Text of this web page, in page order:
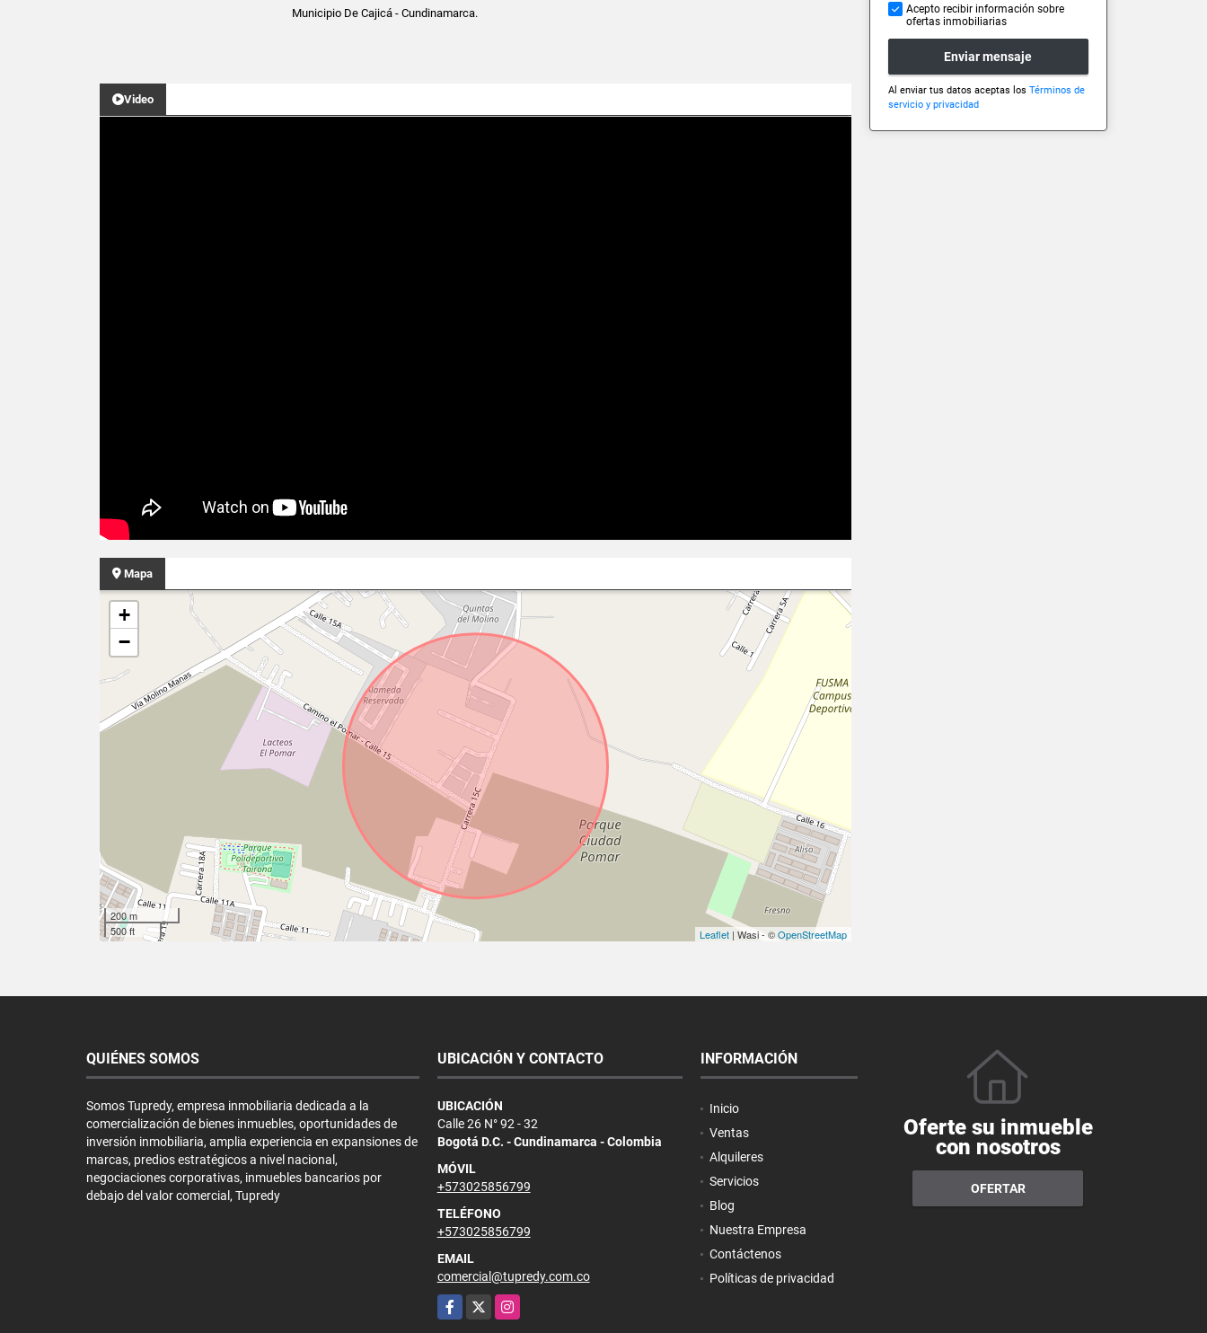
Municipio De Cajicá - Cundinamarca.
Video
Mapa
+
−
200 m
500 ft
Leaflet| Wasi - ©OpenStreetMap
Acepto recibir información sobre
ofertas inmobiliarias
Enviar mensaje
Al enviar tus datos aceptas los Términos de
servicio y privacidad
QUIÉNES SOMOS
Somos Tupredy, empresa inmobiliaria dedicada a la
comercialización de bienes inmuebles, oportunidades de
inversión inmobiliaria, amplia experiencia en expansiones de
marcas, predios estratégicos a nivel nacional,
negociaciones corporativas, inmuebles bancarios por
debajo del valor comercial, Tupredy
UBICACIÓN Y CONTACTO
UBICACIÓN
Calle 26 N° 92 - 32
Bogotá D.C. - Cundinamarca - Colombia
MÓVIL
+573025856799
TELÉFONO
+573025856799
EMAIL
comercial@tupredy.com.co
Facebook
X Instagram
INFORMACIÓN
Inicio
Ventas
Alquileres
Servicios
Blog
Nuestra Empresa
Contáctenos
Políticas de privacidad
Oferte su inmueble
con nosotros
OFERTAR